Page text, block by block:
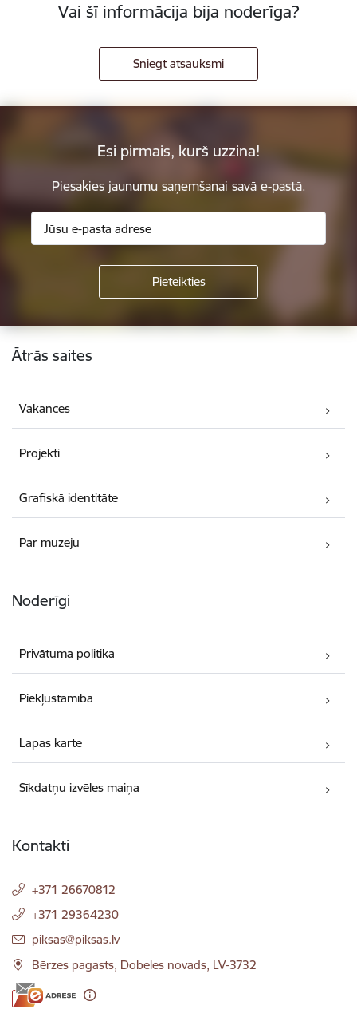
Vai šī informācija bija noderīga?
Sniegt atsauksmi
Esi pirmais, kurš uzzina!
Piesakies jaunumu saņemšanai savā e-pastā.
Kājene
Ātrās saites
Vakances
Projekti
Grafiskā identitāte
Par muzeju
Noderīgi
Privātuma politika
Piekļūstamība
Lapas karte
Sīkdatņu izvēles maiņa
Kontakti
+371 26670812
+371 29364230
E-pasts:
piksas@piksas.lv
Bērzes pagasts, Dobeles novads, LV-3732